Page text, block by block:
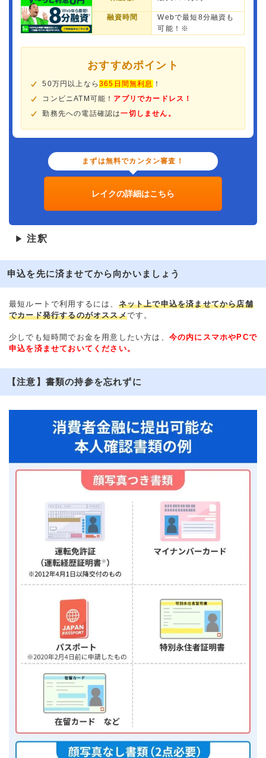
融資時間
Webで最短8分融資も
可能！※
おすすめポイント
50万円以上なら365日間無利息 ！
コンビニATM可能！ アプリでカードレス！
勤務先への電話確認は一切しません。
まずは無料でカンタン審査！
レイクの詳細はこちら
▶ 注釈
申込を先に済ませてから向かいましょう
最短ルートで利用するには、 ネット上で申込を済ませてから店舗
でカード発行するのがオススメです。
少しでも短時間でお金を用意したい方は、 今の内にスマホやPCで
申込を済ませておいてください。
【注意】書類の持参を忘れずに